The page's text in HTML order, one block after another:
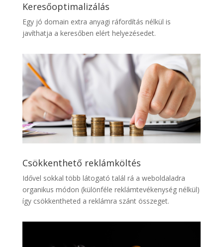
Keresőoptimalizálás
Egy jó domain extra anyagi ráfordítás nélkül is
javíthatja a keresőben elért helyezésedet.
Csökkenthető reklámköltés
Idővel sokkal több látogató talál rá a weboldaladra
organikus módon (különféle reklámtevékenység nélkül)
így csökkentheted a reklámra szánt összeget.